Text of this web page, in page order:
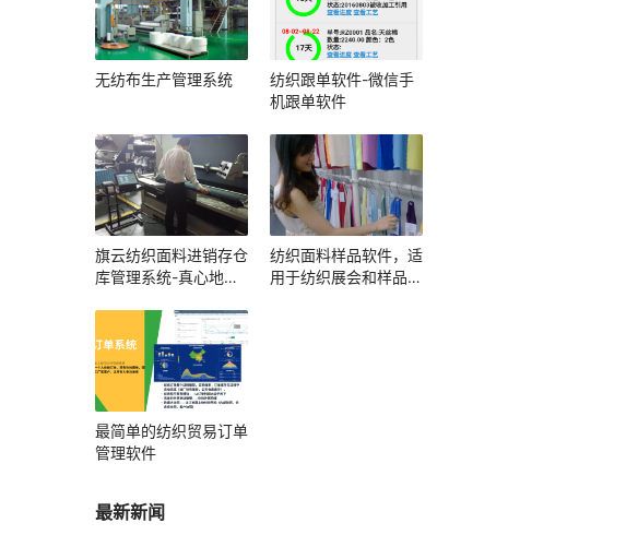
无纺布生产管理系统
纺织跟单软件-微信手
机跟单软件
旗云纺织面料进销存仓
库管理系统-真心地管
纺织面料样品软件，适
用于纺织展会和样品展
最简单的纺织贸易订单
管理软件
最新新闻